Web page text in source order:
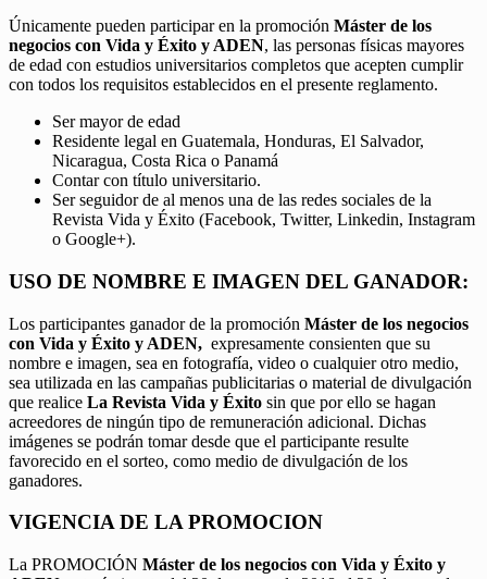
Únicamente pueden participar en la promoción Máster de los
negocios con Vida y Éxito y ADEN, las personas físicas mayores
de edad con estudios universitarios completos que acepten cumplir
con todos los requisitos establecidos en el presente reglamento.
Ser mayor de edad
Residente legal en Guatemala, Honduras, El Salvador,
Nicaragua, Costa Rica o Panamá
Contar con título universitario.
Ser seguidor de al menos una de las redes sociales de la
Revista Vida y Éxito (Facebook, Twitter, Linkedin, Instagram
o Google+).
USO DE NOMBRE E IMAGEN DEL GANADOR:
Los participantes ganador de la promoción Máster de los negocios
con Vida y Éxito y ADEN, expresamente consienten que su
nombre e imagen, sea en fotografía, video o cualquier otro medio,
sea utilizada en las campañas publicitarias o material de divulgación
que realice La Revista Vida y Éxito sin que por ello se hagan
acreedores de ningún tipo de remuneración adicional. Dichas
imágenes se podrán tomar desde que el participante resulte
favorecido en el sorteo, como medio de divulgación de los
ganadores.
VIGENCIA DE LA PROMOCION
La PROMOCIÓN Máster de los negocios con Vida y Éxito y